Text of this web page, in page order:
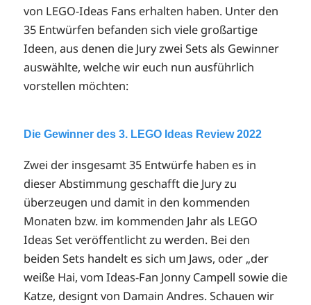
von LEGO-Ideas Fans erhalten haben. Unter den
35 Entwürfen befanden sich viele großartige
Ideen, aus denen die Jury zwei Sets als Gewinner
auswählte, welche wir euch nun ausführlich
vorstellen möchten:
Die Gewinner des 3. LEGO Ideas Review 2022
Zwei der insgesamt 35 Entwürfe haben es in
dieser Abstimmung geschafft die Jury zu
überzeugen und damit in den kommenden
Monaten bzw. im kommenden Jahr als LEGO
Ideas Set veröffentlicht zu werden. Bei den
beiden Sets handelt es sich um Jaws, oder „der
weiße Hai, vom Ideas-Fan Jonny Campell sowie die
Katze, designt von Damain Andres. Schauen wir